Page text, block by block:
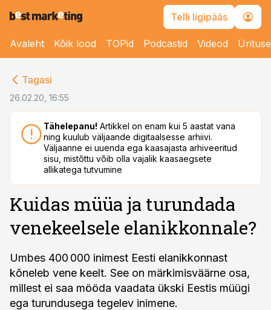
Telli ligipääs
Avaleht Kõik lood TOPid Podcastid Videod
Tagasi
26.02.20, 16:55
Tähelepanu! Artikkel on enam kui 5 aastat vana
ning kuulub väljaande digitaalsesse arhiivi.
Väljaanne ei uuenda ega kaasajasta arhiveeritud
sisu, mistõttu võib olla vajalik kaasaegsete
allikatega tutvumine
Kuidas müüa ja turundada
venekeelsele elanikkonnale?
Umbes 400 000 inimest Eesti elanikkonnast
kõneleb vene keelt. See on märkimisväärne osa,
millest ei saa mööda vaadata ükski Eestis müügi
ega turundusega tegelev inimene.